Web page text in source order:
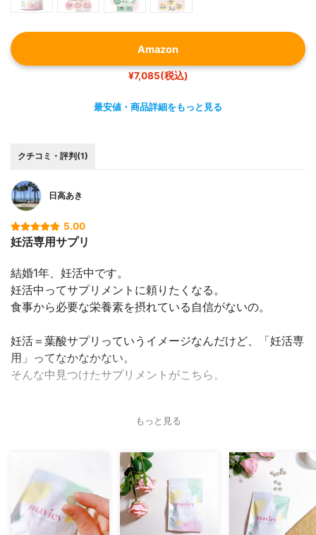
Amazon
¥7,085(税込)
最安値・商品詳細をもっと見る
クチコミ・評判(1)
日高あき
5.00
妊活専用サプリ
結婚1年、妊活中です。
妊活中ってサプリメントに頼りたくなる。
食事から必要な栄養素を摂れている自信がないの。
妊活＝葉酸サプリっていうイメージなんだけど、「妊活専
用」ってなかなかない。
そんな中見つけたサプリメントがこちら。
そう！こういうのを探してたの！！！
最大の特徴は「合成葉酸」ではなく「天然葉酸」を使用し
ている事。
もっと見る